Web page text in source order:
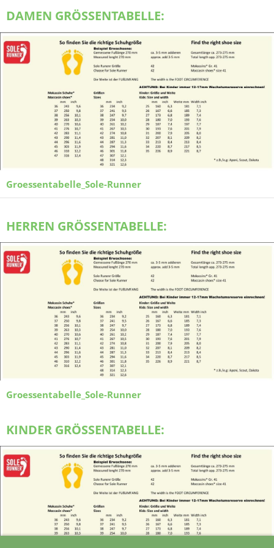
DAMEN GRÖSSENTABELLE:
Groessentabelle_Sole-Runner
HERREN GRÖSSENTABELLE:
Groessentabelle_Sole-Runner
KINDER GRÖSSENTABELLE: